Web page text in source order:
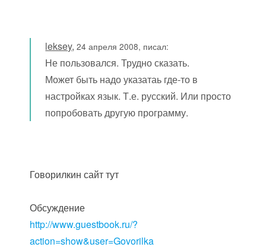
leksey,24 апреля 2008, писал:
Не пользовался. Трудно сказать.
Может быть надо указатаь где-то в
настройках язык. Т.е. русский. Или просто
попробовать другую программу.
Говорилкин сайт тут
Обсуждение
http://www.guestbook.ru/?
action=show&user=Govorilka